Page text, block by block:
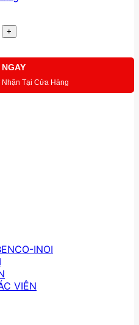
Tại Cửa Hàng
INOI
VIÊN